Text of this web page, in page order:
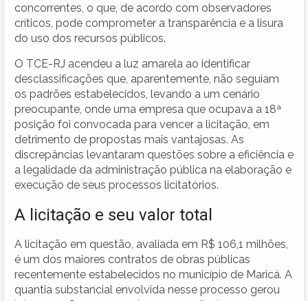
concorrentes, o que, de acordo com observadores
críticos, pode comprometer a transparência e a lisura
do uso dos recursos públicos.
O TCE-RJ acendeu a luz amarela ao identificar
desclassificações que, aparentemente, não seguiam
os padrões estabelecidos, levando a um cenário
preocupante, onde uma empresa que ocupava a 18ª
posição foi convocada para vencer a licitação, em
detrimento de propostas mais vantajosas. As
discrepâncias levantaram questões sobre a eficiência e
a legalidade da administração pública na elaboração e
execução de seus processos licitatórios.
A licitação e seu valor total
A licitação em questão, avaliada em R$ 106,1 milhões,
é um dos maiores contratos de obras públicas
recentemente estabelecidos no município de Maricá. A
quantia substancial envolvida nesse processo gerou